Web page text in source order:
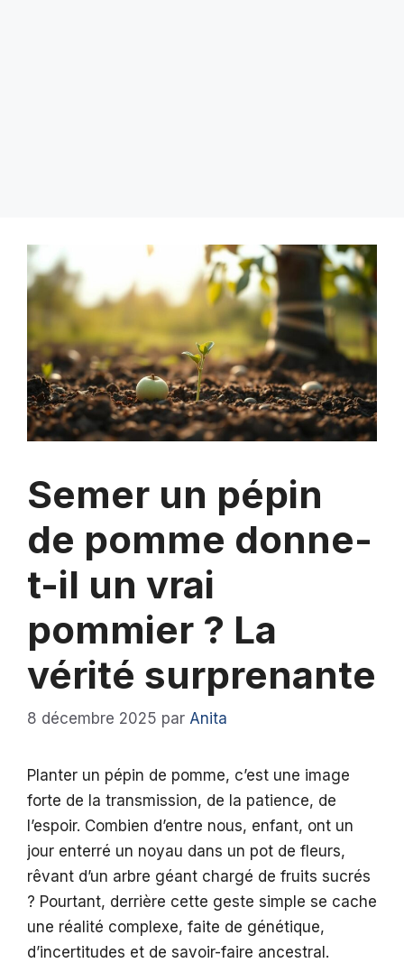
Semer un pépin
de pomme donne-
t-il un vrai
pommier ? La
vérité surprenante
8 décembre 2025 par Anita
Planter un pépin de pomme, c’est une image
forte de la transmission, de la patience, de
l’espoir. Combien d’entre nous, enfant, ont un
jour enterré un noyau dans un pot de fleurs,
rêvant d’un arbre géant chargé de fruits sucrés
? Pourtant, derrière cette geste simple se cache
une réalité complexe, faite de génétique,
d’incertitudes et de savoir-faire ancestral.